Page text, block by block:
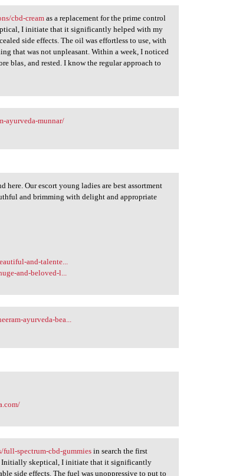
cbd-creamas a replacement for the prime control
I initiate that it significantly helped with my
side effects. The oil was effortless to use, with
that was not unpleasant. Within a week, I noticed
blas‚ and rested. I know the regular approach to
ayurveda-munnar/
Our escort young ladies are best assortment
and brimming with delight and appropriate
and-talente...
and-beloved-l...
ayurveda-bea...
full-spectrum-cbd-gummies in search the first
Initially skeptical, I initiate that it significantly
side effects. The fuel was unoppressive to put to